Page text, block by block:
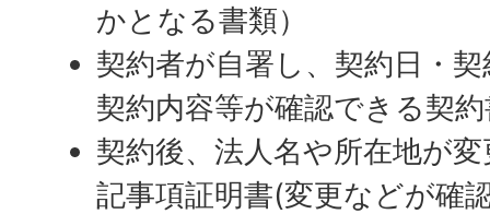
かとなる書類）
契約者が自署し、契約日・
契約内容等が確認できる契
契約後、法人名や所在地が
記事項証明書(変更などが確